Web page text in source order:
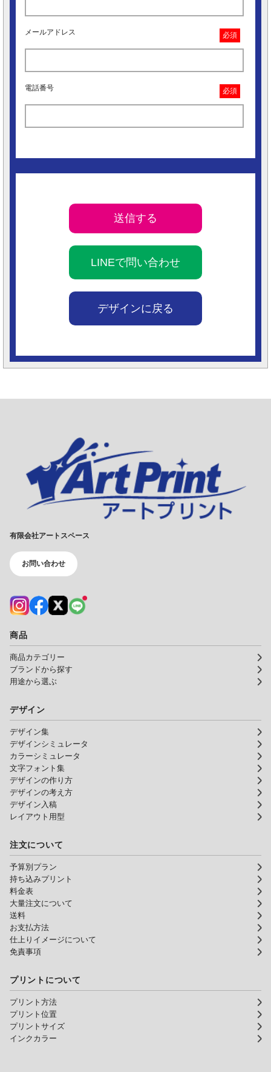
メールアドレス 必須
電話番号 必須
LINEで問い合わせ
デザインに戻る
有限会社アートスペース
お問い合わせ
商品
商品カテゴリー
ブランドから探す
用途から選ぶ
デザイン
デザイン集
デザインシミュレータ
カラーシミュレータ
文字フォント集
デザインの作り方
デザインの考え方
デザイン入稿
レイアウト用型
注文について
予算別プラン
持ち込みプリント
料金表
大量注文について
送料
お支払方法
仕上りイメージについて
免責事項
プリントについて
プリント方法
プリント位置
プリントサイズ
インクカラー